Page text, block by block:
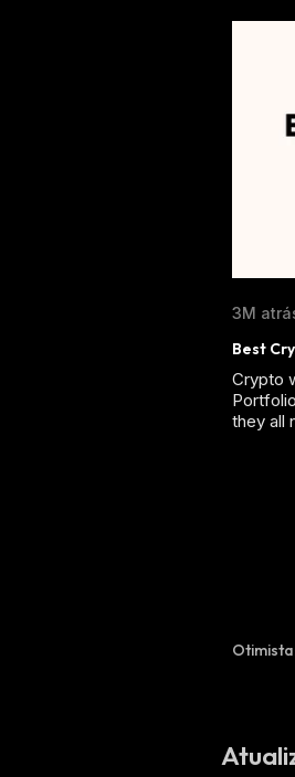
3M
Best
Crypto
they all
Otimista